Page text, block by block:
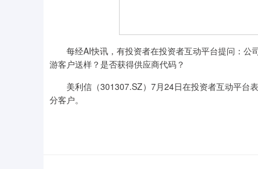
每经AI快讯，有投资者在投资者互动平台提问：公
游客户送样？是否获得供应商代码？
美利信（301307.SZ）7月24日在投资者互动平台表
分客户。